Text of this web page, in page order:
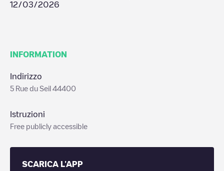
12/03/2026
INFORMATION
Indirizzo
5 Rue du Seil 44400
Istruzioni
Free publicly accessible
SCARICA L'APP